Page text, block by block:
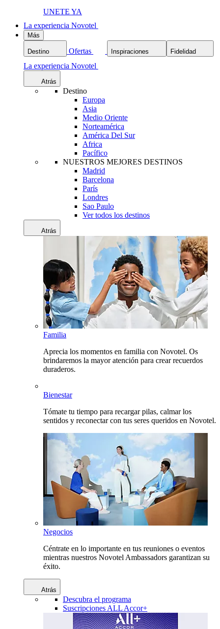
UNETE YA
La experiencia Novotel
Más
Destino Ofertas Inspiraciones Fidelidad
La experiencia Novotel
Atrás
Destino
Europa
Asia
Medio Oriente
Norteamérica
América Del Sur
Africa
Pacífico
NUESTROS MEJORES DESTINOS
Madrid
Barcelona
París
Londres
Sao Paulo
Ver todos los destinos
Atrás
Familia
Aprecia los momentos en familia con Novotel. Os
brindaremos la mayor atención para crear recuerdos
duraderos.
Bienestar
Tómate tu tiempo para recargar pilas, calmar los
sentidos y reconectar con tus seres queridos en Novotel.
Negocios
Céntrate en lo importante en tus reuniones o eventos
mientras nuestros Novotel Ambassadors garantizan su
éxito.
Atrás
Descubra el programa
Suscripciones ALL Accor+